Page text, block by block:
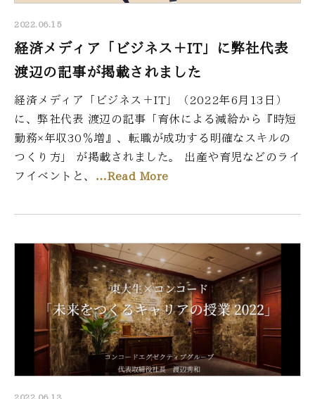
2022.06.15
経済メディア「ビジネス＋IT」に弊社代表
渡辺の記事が掲載されました
経済メディア「ビジネス＋IT」（2022年6月13日）
に、弊社代表 渡辺の記事「育休による減給から『時短
勤務×年収30％増』、転職が成功する明確なスキルの
つくり方」 が掲載されました。 出産や育児などのライ
フイベントと、 …Read More
2022.06.13